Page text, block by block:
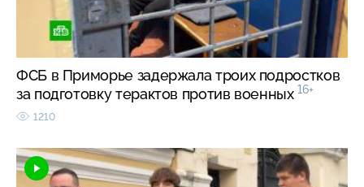
ФСБ в Приморье задержала троих подростков
за подготовку терактов против военных 16+
1210